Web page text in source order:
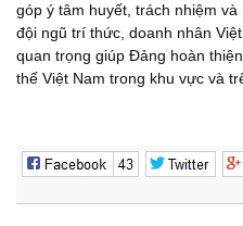
góp ý tâm huyết, trách nhiệm
đội ngũ trí thức, doanh nhân
quan trọng giúp Đảng hoàn
thế Việt Nam trong khu vực và